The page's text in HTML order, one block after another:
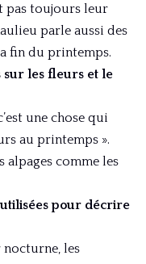
pas toujours leur
parle aussi des
fin du printemps.
sur les fleurs et le
une chose qui
au printemps ».
alpages comme les
pour décrire
les